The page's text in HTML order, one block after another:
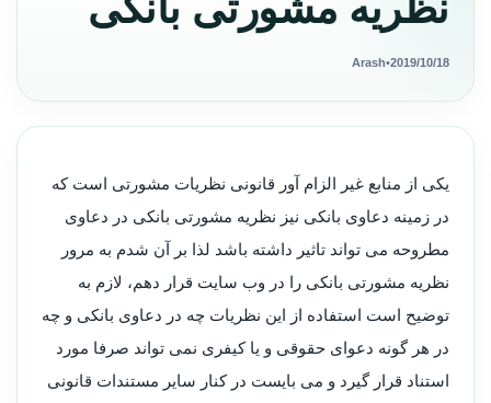
2019/10/18
•
Arash
یکی از منابع غیر الزام آور قانونی نظریات مشورتی است که
در زمینه دعاوی بانکی نیز نظریه مشورتی بانکی در دعاوی
مطروحه می تواند تاثیر داشته باشد لذا بر آن شدم به مرور
نظریه مشورتی بانکی را در وب سایت قرار دهم، لازم به
توضیح است استفاده از این نظریات چه در دعاوی بانکی و چه
در هر گونه دعوای حقوقی و یا کیفری نمی تواند صرفا مورد
استناد قرار گیرد و می بایست در کنار سایر مستندات قانونی